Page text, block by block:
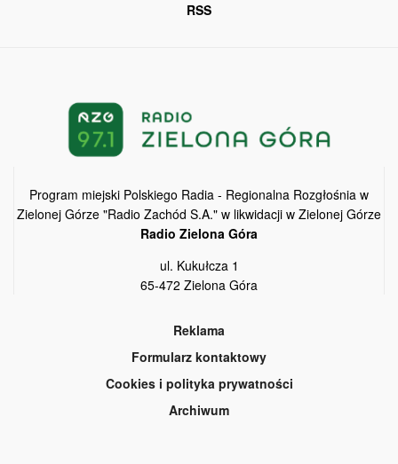
RSS
Program miejski Polskiego Radia - Regionalna Rozgłośnia w
Zielonej Górze "Radio Zachód S.A." w likwidacji w Zielonej Górze
Radio Zielona Góra
ul. Kukułcza 1
65-472 Zielona Góra
Reklama
Formularz kontaktowy
Cookies i polityka prywatności
Archiwum